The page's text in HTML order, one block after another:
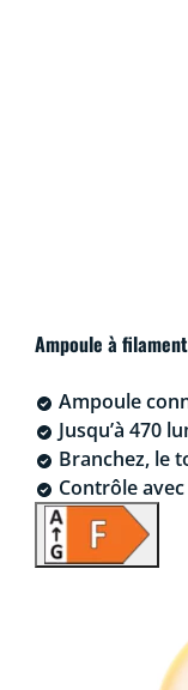
Ampoule à
Ampoule
Jusqu’à 470
Branchez, le
Contrôle